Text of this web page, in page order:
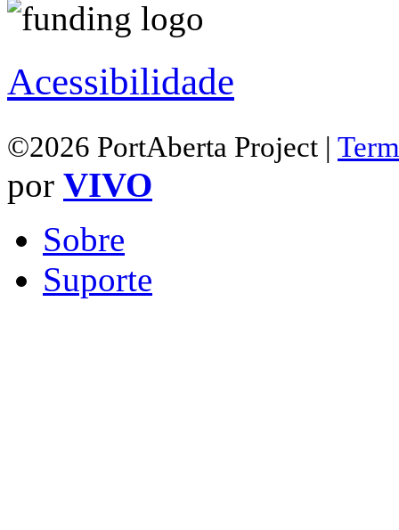
Acessibilidade
©2026 PortAberta Project |
por VIVO
Sobre
Suporte